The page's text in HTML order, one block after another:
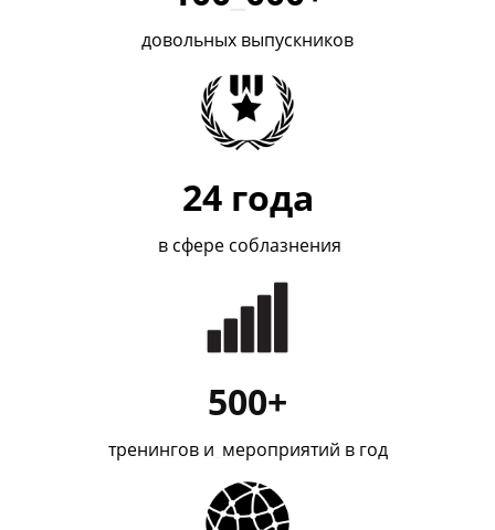
довольных выпускников
24 года
в сфере соблазнения
500+
тренингов и мероприятий в год